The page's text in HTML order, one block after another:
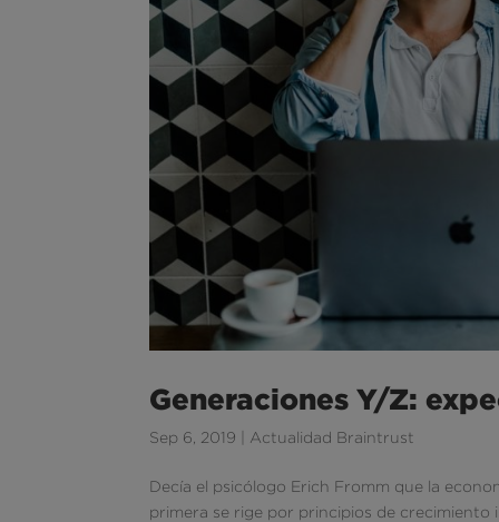
Generaciones Y/Z:
Sep 6, 2019 Actualidad Braintrust
Decía el psicólogo Erich Fromm que la
primera se rige por principios de